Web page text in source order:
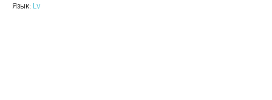
Язык: Lv